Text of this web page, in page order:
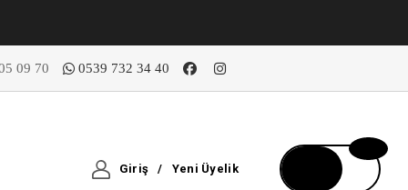
09 70 0539 732 34 40
Giriş / Yeni Üyelik